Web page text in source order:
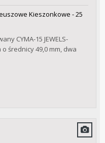
Kieszonkowe - 25
CYMA-15 JEWELS-
średnicy 49,0 mm, dwa